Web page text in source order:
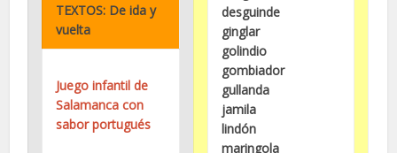
TEXTOS: De ida y
vuelta
Juego infantil de
Salamanca con
sabor portugués
desguinde
ginglar
golindio
gombiador
gullanda
jamila
lindón
maringola